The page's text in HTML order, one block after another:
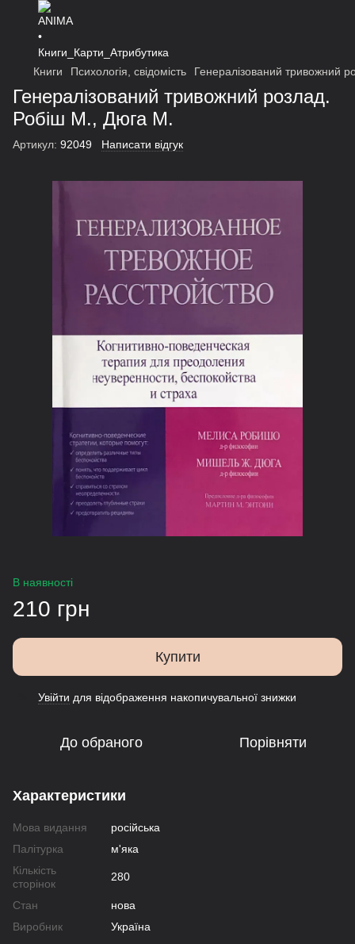
Книги Психологія, свідомість Генералізований тривожний
Генералізований тривожний розлад.
Робіш М., Дюга М.
Артикул: 92049 Написати відгук
В наявності
210 грн
Купити
Увійти для відображення накопичувальної знижки
До обраного Порівняти
Характеристики
Мова видання
російська
Палітурка
м'яка
Кількість
сторінок
280
Стан
нова
Виробник
Україна